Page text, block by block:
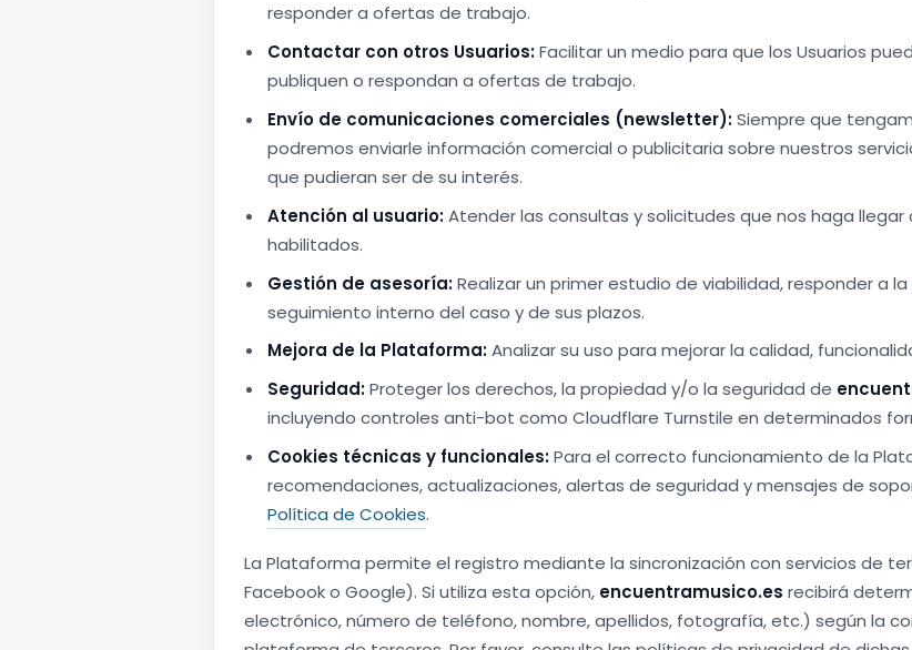
responder a ofertas de trabajo.
Contactar con otros Usuarios:Facilitar un medio para que los Usuarios
publiquen o respondan a ofertas de trabajo.
Envío de comunicaciones comerciales (newsletter):Siempre que
podremos enviarle información comercial o publicitaria sobre nuestros
que pudieran ser de su interés.
Atención al usuario:Atender las consultas y solicitudes que nos haga
habilitados.
Gestión de asesoría:Realizar un primer estudio de viabilidad, responder a
seguimiento interno del caso y de sus plazos.
Mejora de la Plataforma:Analizar su uso para mejorar la calidad,
Seguridad:Proteger los derechos, la propiedad y/o la seguridad de
incluyendo controles anti-bot como Cloudflare Turnstile en determinados
Cookies técnicas y funcionales:Para el correcto funcionamiento de la
recomendaciones, actualizaciones, alertas de seguridad y mensajes de
Política de Cookies.
La Plataforma permite el registro mediante la sincronización con servicios de
Facebook o Google). Si utiliza esta opción, encuentramusico.es recibirá
electrónico, número de teléfono, nombre, apellidos, fotografía, etc.) según la